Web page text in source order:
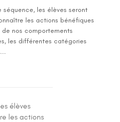
séquence, les élèves seront
les actions bénéfiques
de nos comportements
les différentes catégories
élèves
les actions